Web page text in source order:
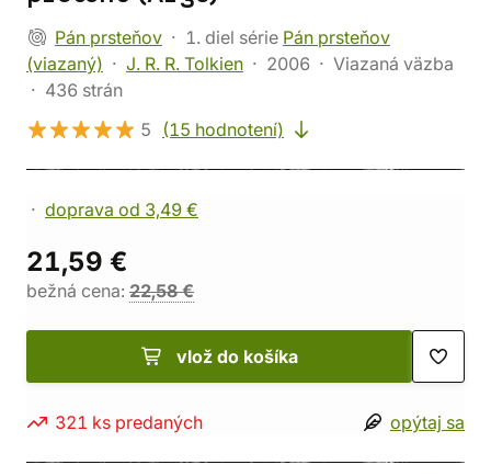
Pán prsteňov 1. diel série Pán prsteňov
(viazaný)
J. R. R. Tolkien 2006
Viazaná väzba
436 strán
5
(15 hodnotení)
doprava od 3,49 €
21,59 €
bežná cena: 22,58 €
vlož do košíka
321 ks predaných opýtaj sa